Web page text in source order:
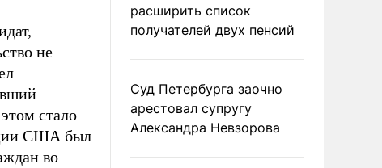
не
стало
США был
во
расширить список
получателей двух пенсий
Суд Петербурга заочно
арестовал супругу
Александра Невзорова